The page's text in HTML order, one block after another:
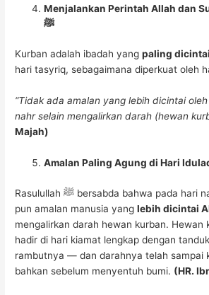
Menjalankan Perintah Allah dan
ﷺ
Kurban adalah ibadah yangpaling
hari tasyriq, sebagaimana diperkuat oleh
“Tidak ada amalan yang lebih dicintai
nahr selain mengalirkan darah (hewan
Majah)
Amalan Paling Agung di Hari
Rasulullah ﷺ bersabda bahwa pada hari nahr, tidak ada satu
pun amalan manusia yanglebih dicintai
mengalirkan darah hewan kurban. Hewan
hadir di hari kiamat lengkap dengan
rambutnya — dan darahnya telah sampai
bahkan sebelum menyentuh bumi. (HR.